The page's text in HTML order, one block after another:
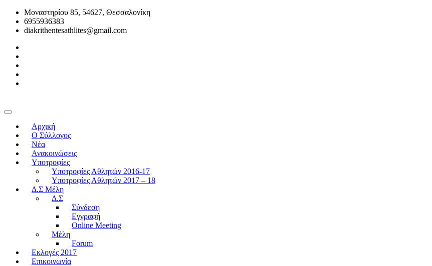
Μοναστηρίου 85, 54627, Θεσσαλονίκη
6955936383
diakrithentesathlites@gmail.com
Αρχική
O Σύλλογος
Νέα
Ανακοινώσεις
Υποτροφίες
Υποτροφίες Αθλητών 2016-17
Υποτροφίες Αθλητών 2017 – 18
Δ.Σ Μέλη
Δ.Σ
Σύνδεση
Εγγραφή
Online Meeting
Μέλη
Forum
Εκλογές 2017
Επικοινωνία